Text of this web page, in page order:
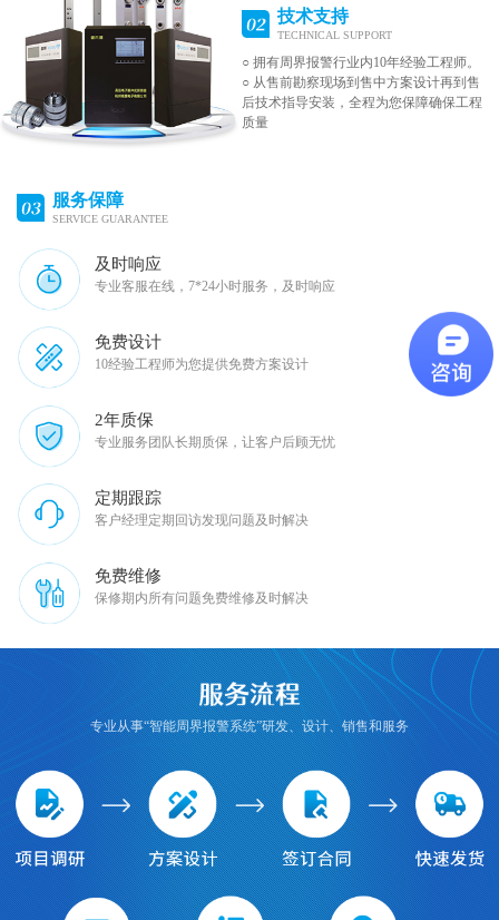
技术支持
TECHNICAL SUPPORT
○ 拥有周界报警行业内10年经验工程师。
○ 从售前勘察现场到售中方案设计再到售
后技术指导安装，全程为您保障确保工程
质量
服务保障
SERVICE GUARANTEE
及时响应
专业客服在线，7*24小时服务，及时响应
免费设计
10经验工程师为您提供免费方案设计
2年质保
专业服务团队长期质保，让客户后顾无忧
定期跟踪
客户经理定期回访发现问题及时解决
免费维修
保修期内所有问题免费维修及时解决
专业从事“智能周界报警系统”研发、设计、销售和服务